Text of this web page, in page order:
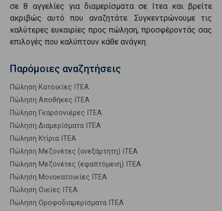
σε8 αγγελίες για διαμερίσματα σε Ιτεακαι βρείτε
ακριβώς αυτό που αναζητάτε. Συγκεντρώνουμε τις
καλύτερες ευκαιρίες προςπώληση, προσφέροντάς σας
επιλογές που καλύπτουν κάθε ανάγκη.
Παρόμοιες αναζητήσεις
Πώληση Κατοικίες ΙΤΕΑ
Πώληση Αποθήκες ΙΤΕΑ
Πώληση Γκαρσονιέρες ΙΤΕΑ
Πώληση Διαμερίσματα ΙΤΕΑ
Πώληση Κτίρια ΙΤΕΑ
Πώληση Μεζονέτες (ανεξάρτητη) ΙΤΕΑ
Πώληση Μεζονέτες (εφαπτόμενη) ΙΤΕΑ
Πώληση Μονοκατοικίες ΙΤΕΑ
Πώληση Οικίες ΙΤΕΑ
Πώληση Οροφοδιαμερίσματα ΙΤΕΑ